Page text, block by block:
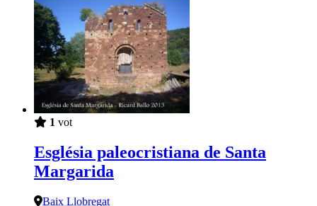
1 vot
Església paleocristiana de Santa
Margarida
Baix Llobregat